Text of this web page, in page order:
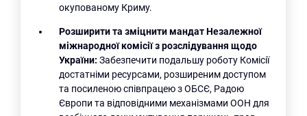
Пошук за запитом:
окупованому Криму.
Розширити та зміцнити мандат Незалежної
міжнародної комісії з розслідування щодо
України:Забезпечити подальшу роботу Комісії
достатніми ресурсами, розширеним доступом
та посиленою співпрацею з ОБСЄ, Радою
Європи та відповідними механізмами ООН для